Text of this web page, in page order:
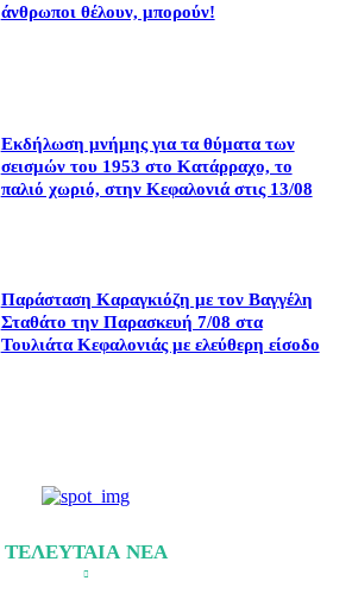
άνθρωποι θέλουν, μπορούν!
Εκδήλωση μνήμης για τα θύματα των
σεισμών του 1953 στο Κατάρραχο, το
παλιό χωριό, στην Κεφαλονιά στις 13/08
Παράσταση Καραγκιόζη με τον Βαγγέλη
Σταθάτο την Παρασκευή 7/08 στα
Τουλιάτα Κεφαλονιάς με ελεύθερη είσοδο
ΤΕΛΕΥΤΑΙΑ ΝΕΑ